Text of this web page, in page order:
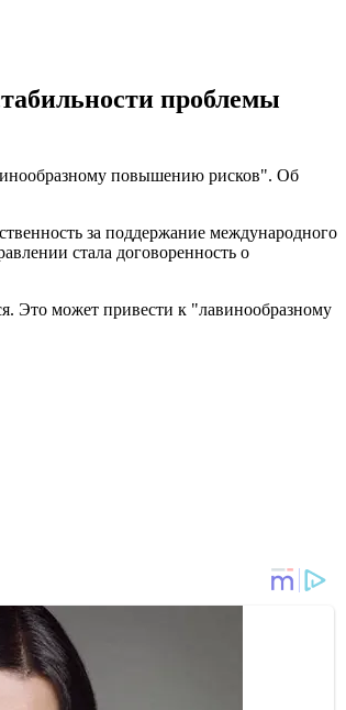
проблемы
повышению рисков". Об
за поддержание международного
стала договоренность о
Это может привести к "лавинообразному